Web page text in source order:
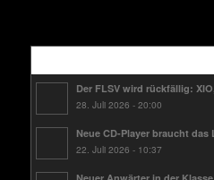
Der FLSV wird rückfällig:
28. Juli 2026 - 20:00
Neue CD-Player braucht das
22. Juli 2026 - 10:37